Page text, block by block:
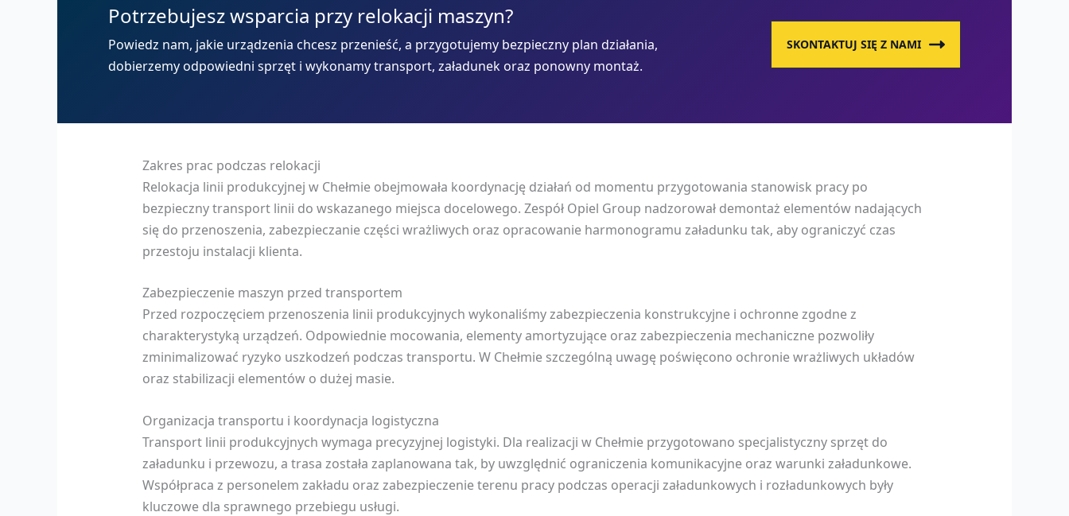
Potrzebujesz wsparcia przy relokacji maszyn?
Powiedz nam, jakie urządzenia chcesz przenieść, a przygotujemy bezpieczny plan działania,
dobierzemy odpowiedni sprzęt i wykonamy transport, załadunek oraz ponowny montaż.
SKONTAKTUJ SIĘ Z NAMI
Zakres prac podczas relokacji
Relokacja linii produkcyjnej w Chełmie obejmowała koordynację działań od momentu przygotowania stanowisk pracy po
bezpieczny transport linii do wskazanego miejsca docelowego. Zespół Opiel Group nadzorował demontaż elementów nadających
się do przenoszenia, zabezpieczanie części wrażliwych oraz opracowanie harmonogramu załadunku tak, aby ograniczyć czas
przestoju instalacji klienta.
Zabezpieczenie maszyn przed transportem
Przed rozpoczęciem przenoszenia linii produkcyjnych wykonaliśmy zabezpieczenia konstrukcyjne i ochronne zgodne z
charakterystyką urządzeń. Odpowiednie mocowania, elementy amortyzujące oraz zabezpieczenia mechaniczne pozwoliły
zminimalizować ryzyko uszkodzeń podczas transportu. W Chełmie szczególną uwagę poświęcono ochronie wrażliwych układów
oraz stabilizacji elementów o dużej masie.
Organizacja transportu i koordynacja logistyczna
Transport linii produkcyjnych wymaga precyzyjnej logistyki. Dla realizacji w Chełmie przygotowano specjalistyczny sprzęt do
załadunku i przewozu, a trasa została zaplanowana tak, by uwzględnić ograniczenia komunikacyjne oraz warunki załadunkowe.
Współpraca z personelem zakładu oraz zabezpieczenie terenu pracy podczas operacji załadunkowych i rozładunkowych były
kluczowe dla sprawnego przebiegu usługi.